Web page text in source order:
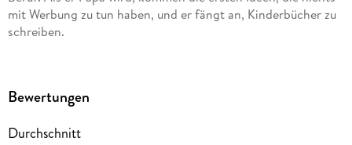
mit Werbung zu tun haben, und er fängt an, Kinderbücher zu
schreiben.
Bewertungen
Durchschnitt